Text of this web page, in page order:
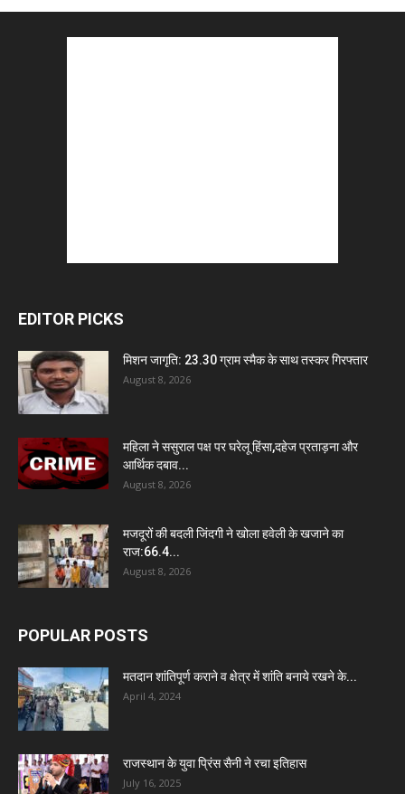
EDITOR PICKS
मिशन जागृति: 23.30 ग्राम स्मैक के साथ तस्कर गिरफ्तार
August 8, 2026
महिला ने ससुराल पक्ष पर घरेलू हिंसा,दहेज प्रताड़ना और
आर्थिक दबाव...
August 8, 2026
मजदूरों की बदली जिंदगी ने खोला हवेली के खजाने का
राज:66.4...
August 8, 2026
POPULAR POSTS
मतदान शांतिपूर्ण कराने व क्षेत्र में शांति बनाये रखने के...
April 4, 2024
राजस्थान के युवा प्रिंस सैनी ने रचा इतिहास
July 16, 2025